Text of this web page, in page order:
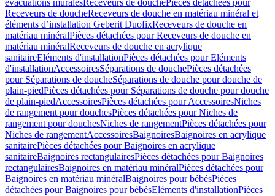
évacuations muralesReceveurs de douchePièces détachées pour
Receveurs de doucheReceveurs de douche en matériau minéral et
éléments d’installation Geberit DuofixReceveurs de douche en
matériau minéralPièces détachées pour Receveurs de douche en
matériau minéralReceveurs de douche en acrylique
sanitaireEléments d'installationPièces détachées pour Eléments
d'installationAccessoiresSéparations de douchePièces détachées
pour Séparations de doucheSéparations de douche pour douche de
plain-piedPièces détachées pour Séparations de douche pour douche
de plain-piedAccessoiresPièces détachées pour AccessoiresNiches
de rangement pour douchesPièces détachées pour Niches de
rangement pour douchesNiches de rangementPièces détachées pour
Niches de rangementAccessoiresBaignoiresBaignoires en acrylique
sanitairePièces détachées pour Baignoires en acrylique
sanitaireBaignoires rectangulairesPièces détachées pour Baignoires
rectangulairesBaignoires en matériau minéralPièces détachées pour
Baignoires en matériau minéralBaignoires pour bébésPièces
détachées pour Baignoires pour bébésEléments d'installationPièces